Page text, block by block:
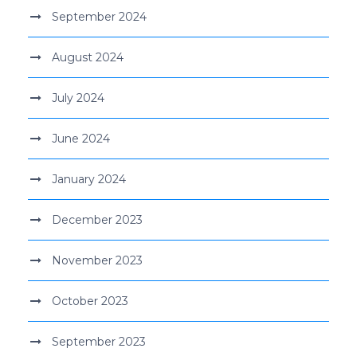
September 2024
August 2024
July 2024
June 2024
January 2024
December 2023
November 2023
October 2023
September 2023